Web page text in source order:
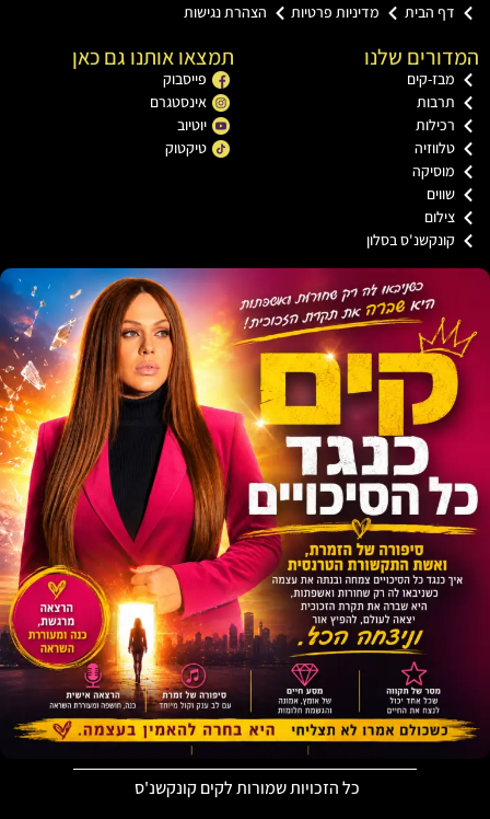
הבית מדיניות פרטיות הצהרת נגישות
שלנו
קים
בסלון
תמצאו אותנו גם כאן
פייסבוק
אינסטגרם
יוטיוב
טיקטוק
כל הזכויות שמורות לקים קונקשנ'ס